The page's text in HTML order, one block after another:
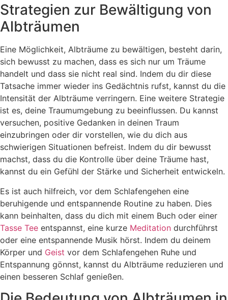
Strategien zur Bewältigung von
Albträumen
Eine Möglichkeit, Albträume zu bewältigen, besteht darin,
sich bewusst zu machen, dass es sich nur um Träume
handelt und dass sie nicht real sind. Indem du dir diese
Tatsache immer wieder ins Gedächtnis rufst, kannst du die
Intensität der Albträume verringern. Eine weitere Strategie
ist es, deine Traumumgebung zu beeinflussen. Du kannst
versuchen, positive Gedanken in deinen Traum
einzubringen oder dir vorstellen, wie du dich aus
schwierigen Situationen befreist. Indem du dir bewusst
machst, dass du die Kontrolle über deine Träume hast,
kannst du ein Gefühl der Stärke und Sicherheit entwickeln.
Es ist auch hilfreich, vor dem Schlafengehen eine
beruhigende und entspannende Routine zu haben. Dies
kann beinhalten, dass du dich mit einem Buch oder einer
Tasse Tee entspannst, eine kurze Meditation durchführst
oder eine entspannende Musik hörst. Indem du deinem
Körper und Geist vor dem Schlafengehen Ruhe und
Entspannung gönnst, kannst du Albträume reduzieren und
einen besseren Schlaf genießen.